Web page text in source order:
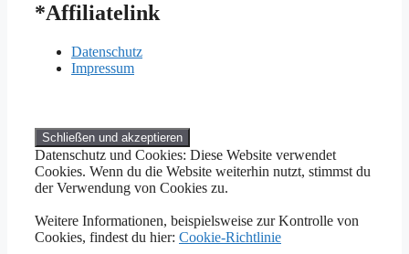
*Affiliatelink
Datenschutz
Impressum
Datenschutz und Cookies: Diese Website verwendet
Cookies. Wenn du die Website weiterhin nutzt, stimmst du
der Verwendung von Cookies zu.
Weitere Informationen, beispielsweise zur Kontrolle von
Cookies, findest du hier: Cookie-Richtlinie